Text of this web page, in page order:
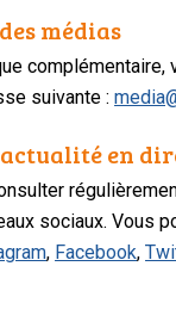
médias
complémentaire,
suivante :
en
sociaux. Vous
, Facebook,